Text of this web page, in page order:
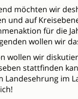
möchten wir
und auf
für die
wollen wir
wollen wir
stattfinden
im